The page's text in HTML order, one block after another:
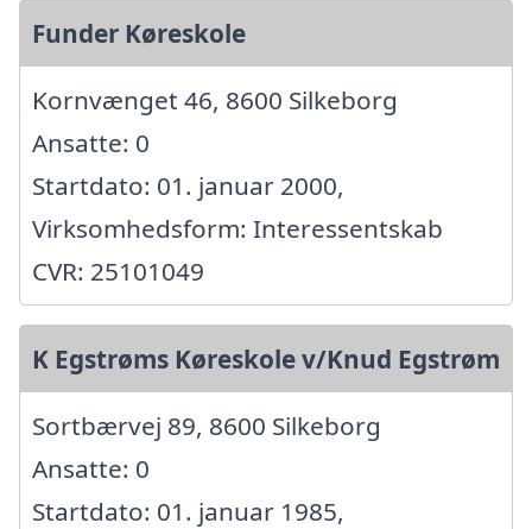
Funder Køreskole
Kornvænget 46, 8600 Silkeborg
Ansatte: 0
Startdato: 01. januar 2000,
Virksomhedsform: Interessentskab
CVR: 25101049
K Egstrøms Køreskole v/Knud Egstrøm
Sortbærvej 89, 8600 Silkeborg
Ansatte: 0
Startdato: 01. januar 1985,